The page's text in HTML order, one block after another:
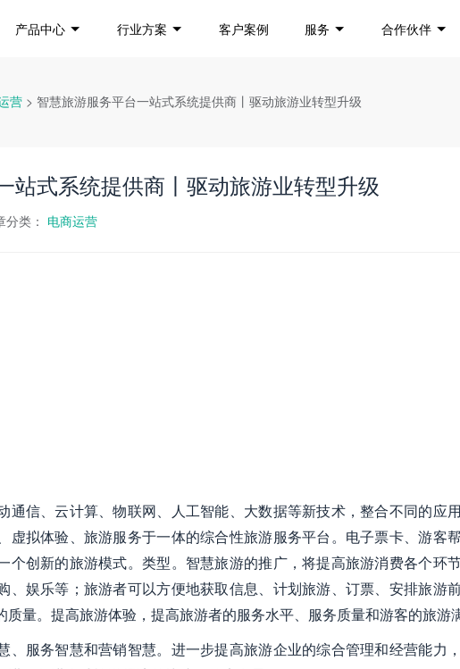
产品中心 行业方案 客户案例 服务 合作伙伴
营 > 智慧旅游服务平台一站式系统提供商丨驱动旅游业转型升级
站式系统提供商丨驱动旅游业转型升级
分类： 电商运营
通信、云计算、物联网、人工智能、大数据等新技术，整合不同的应
虚拟体验、旅游服务于一体的综合性旅游服务平台。电子票卡、游客
个创新的旅游模式。类型。智慧旅游的推广，将提高旅游消费各个环
、娱乐等；旅游者可以方便地获取信息、计划旅游、订票、安排旅游
量。提高旅游体验，提高旅游者的服务水平、服务质量和游客的旅游
、服务智慧和营销智慧。进一步提高旅游企业的综合管理和经营能力